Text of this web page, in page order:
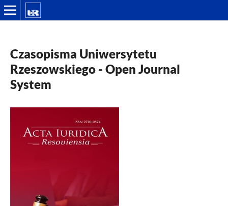
Czasopisma Uniwersytetu
Rzeszowskiego- Open Journal
System